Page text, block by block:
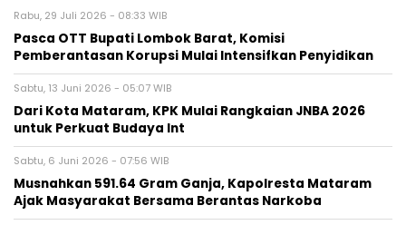
Rabu, 29 Juli 2026 - 08:33 WIB
Pasca OTT Bupati Lombok Barat, Komisi
Pemberantasan Korupsi Mulai Intensifkan Penyidikan
Sabtu, 13 Juni 2026 - 05:07 WIB
Dari Kota Mataram, KPK Mulai Rangkaian JNBA 2026
untuk Perkuat Budaya Int
Sabtu, 6 Juni 2026 - 07:56 WIB
Musnahkan 591.64 Gram Ganja, Kapolresta Mataram
Ajak Masyarakat Bersama Berantas Narkoba